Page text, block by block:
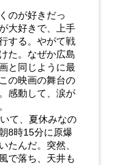
のが好きだっ
大好きで、上手
する。やがて戦
た。なぜか広島
と同じように最
の映画の舞台の
感動して、涙が
て、夏休みなの
8時15分に原爆
たんだ。突然、
で落ち、天井も